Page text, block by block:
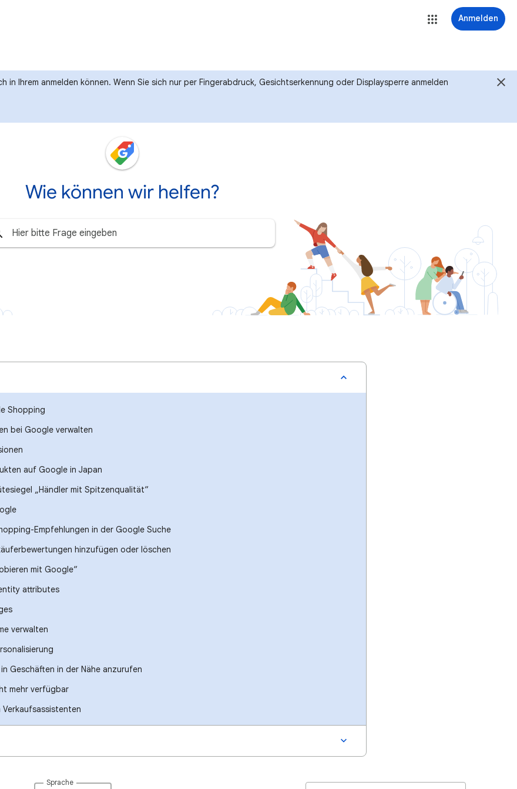
Anmelden
Ihrem anmelden können. Wenn Sie sich nur per Fingerabdruck, Gesichtserkennung oder Displaysperre anmelden
Wie können wir helfen?
Shopping
bei Google verwalten
auf Google in Japan
„Händler mit Spitzenqualität“
Empfehlungen in der Google Suche
hinzufügen oder löschen
mit Google“
attributes
verwalten
Geschäften in der Nähe anzurufen
mehr verfügbar
Sprache